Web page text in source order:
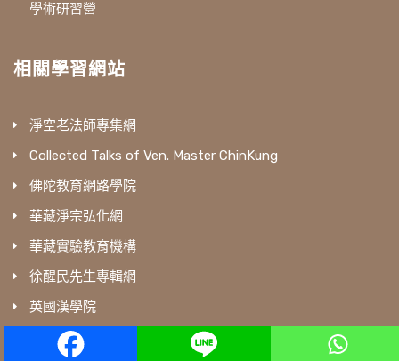
學術研習營
相關學習網站
淨空老法師專集網
Collected Talks of Ven. Master ChinKung
佛陀教育網路學院
華藏淨宗弘化網
華藏實驗教育機構
徐醒民先生專輯網
英國漢學院